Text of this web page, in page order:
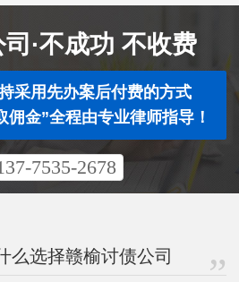
·不成功 不收费
采用先办案后付费的方式
佣金”全程由专业律师指导！
7535-2678
么选择赣榆讨债公司